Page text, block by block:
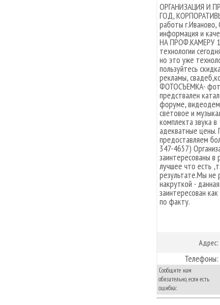
ОРГАНИЗАЦИЯ И
ГОД,
работы г.Иваново,
информация и
НА ПРОФ.КАМЕРУ 1
технологии
но это уже
пользуйтесь
рекламы,
ФОТОСЪЕМКА-
предствален
форуме,
световое и
комплекта звука
адекватные
предоставляем
347-4657)
заинтересованы
лучшее что есть
результате.Мы не
накруткой -
заинтересован
по факту.
Адрес:
Телефоны:
Сообщите нам
обязательно, если есть
ошибка: